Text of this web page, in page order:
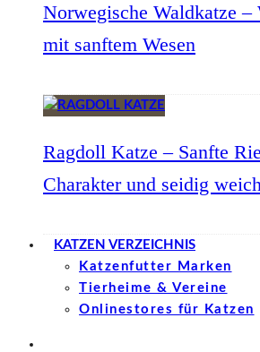
Norwegische Waldkatze –
mit sanftem Wesen
Ragdoll Katze – Sanfte
Charakter und seidig
KATZEN VERZEICHNIS
Katzenfutter Marken
Tierheime & Vereine
Onlinestores für Katzen